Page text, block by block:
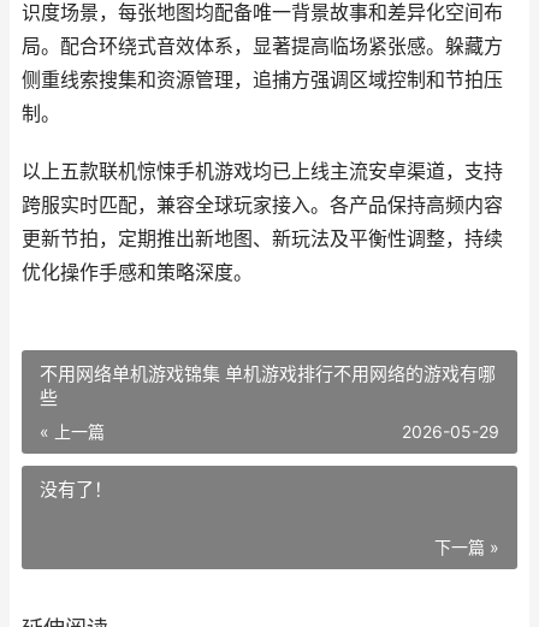
识度场景，每张地图均配备唯一背景故事和差异化空间布
局。配合环绕式音效体系，显著提高临场紧张感。躲藏方
侧重线索搜集和资源管理，追捕方强调区域控制和节拍压
制。
以上五款联机惊悚手机游戏均已上线主流安卓渠道，支持
跨服实时匹配，兼容全球玩家接入。各产品保持高频内容
更新节拍，定期推出新地图、新玩法及平衡性调整，持续
优化操作手感和策略深度。
不用网络单机游戏锦集 单机游戏排行不用网络的游戏有哪
些
« 上一篇 2026-05-29
没有了！
下一篇 »